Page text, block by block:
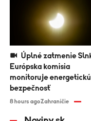
Európska komisia
monitoruje energetickú
bezpečnosť
8 hours agoZahraničie